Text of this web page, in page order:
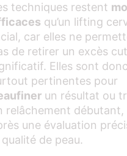
techniques restent
qu’un lifting
car elles ne
de retirer un excès
Elles sont donc
pertinentes pour
un résultat ou
relâchement débutant,
une évaluation
qualité de peau.